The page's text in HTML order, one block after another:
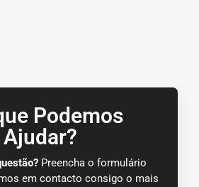
Podemos
Ajudar?
Preencha o formulário
em contacto consigo o mais